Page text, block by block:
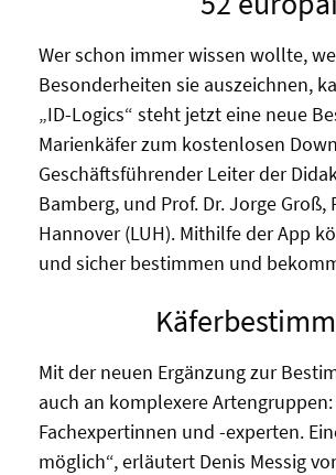
Wer schon immer wissen wollte,
Besonderheiten sie auszeichnen,
„ID-Logics“ steht jetzt eine neue
Marienkäfer zum kostenlosen
Geschäftsführender Leiter der
Bamberg, und Prof. Dr. Jorge
Hannover (LUH). Mithilfe der App
und sicher bestimmen und
Mit der neuen Ergänzung zur
auch an komplexere
Fachexpertinnen und -experten.
möglich“, erläutert Denis Messig